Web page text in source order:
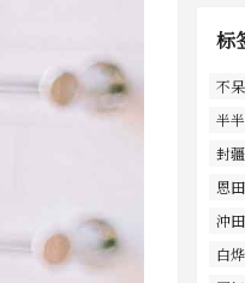
标
不
半
封
恩
沖
白烨